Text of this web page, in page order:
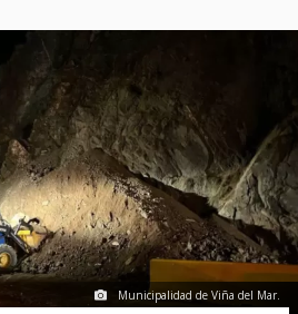
Municipalidad de Viña del Mar.